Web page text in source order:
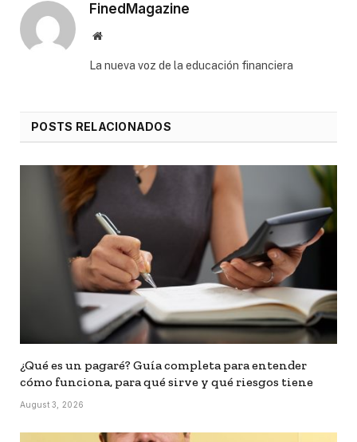
FinedMagazine
Website
⁠La nueva voz de la educación financiera
POSTS RELACIONADOS
¿Qué es un pagaré? Guía completa para entender
cómo funciona, para qué sirve y qué riesgos tiene
August 3, 2026